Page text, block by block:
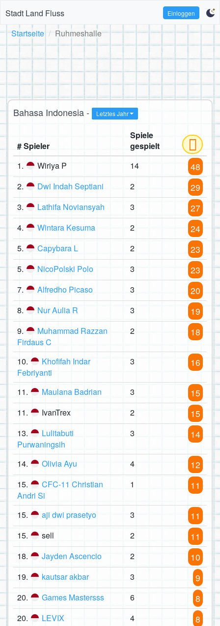
Stadt Land Fluss Einloggen
Startseite Ruhmeshalle
Bahasa Indonesia - Letztes Jahr
# Spieler
Spiele
gespielt
1.
Wiriya P 14 48
2. Dwi Indah Septiani 2 29
3. Lathifa Noviansyah 3 27
4. Wintara Kesuma 2 24
5. Capybara L 2 23
5. NicoPolski Polo 3 23
7. Alfredho Picaso 3 20
8. Nur Aulia R 3 19
9.
Muhammad Razzan
Firdaus C
2 18
10.
Khofifah Indar
Febriyanti
3 16
11. Maulana Badrian 3 15
11. IvanTrex 2 15
13.
Lulitabuti
Purwaningsih
3 14
14. Olivia Ayu 4 12
15.
CFC-11 Christian
Andri Si
1 11
15. aji dwi prasetyo 3 11
15. sell 2 11
18. Jayden Ascencio 2 10
19. kautsar akbar 3 9
20. Games Mastersss 6 8
20. LEVIX 4 8